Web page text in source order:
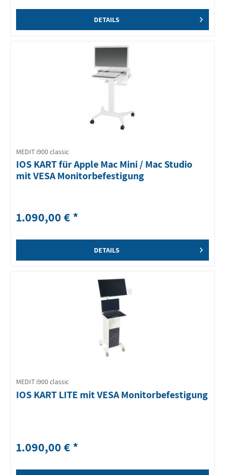
DETAILS
MEDIT i900 classic
IOS KART für Apple Mac Mini / Mac Studio
mit VESA Monitorbefestigung
1.090,00 € *
DETAILS
MEDIT i900 classic
IOS KART LITE mit VESA Monitorbefestigung
1.090,00 € *